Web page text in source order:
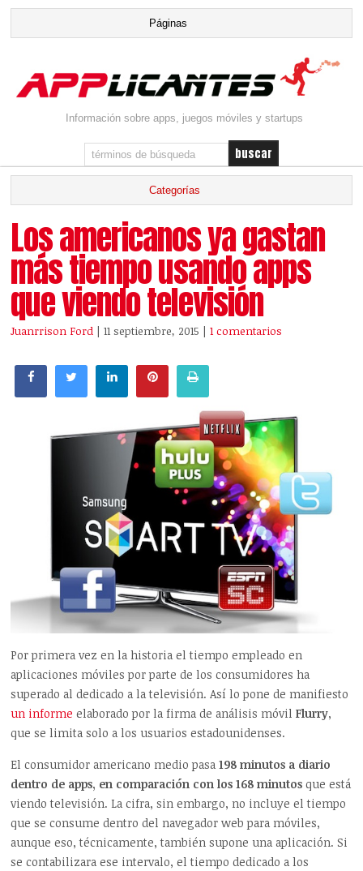
Información sobre apps, juegos móviles y startups
Los americanos ya gastan
más tiempo usando apps
que viendo televisión
Juanrrison Ford | 11 septiembre, 2015 |1 comentarios
Por primera vez en la historia el tiempo empleado en
aplicaciones móviles por parte de los consumidores ha
superado al dedicado a la televisión. Así lo pone de manifiesto
un informeelaborado por la firma de análisis móvilFlurry,
que se limita solo a los usuarios estadounidenses.
El consumidor americano medio pasa 198 minutos a diario
dentro de apps, en comparación con los 168 minutos que está
viendo televisión. La cifra, sin embargo, no incluye el tiempo
que se consume dentro del navegador web para móviles,
aunque eso, técnicamente, también supone una aplicación. Si
se contabilizara ese intervalo, el tiempo dedicado a los